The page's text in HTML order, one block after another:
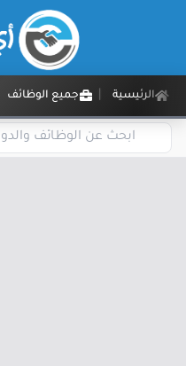
الرئيسية جميع الوظائف